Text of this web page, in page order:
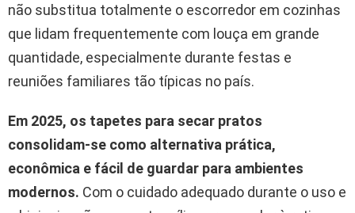
não substitua totalmente o escorredor em cozinhas
que lidam frequentemente com louça em grande
quantidade, especialmente durante festas e
reuniões familiares tão típicas no país.
Em 2025, os tapetes para secar pratos
consolidam-se como alternativa prática,
econômica e fácil de guardar para ambientes
modernos. Com o cuidado adequado durante o uso e